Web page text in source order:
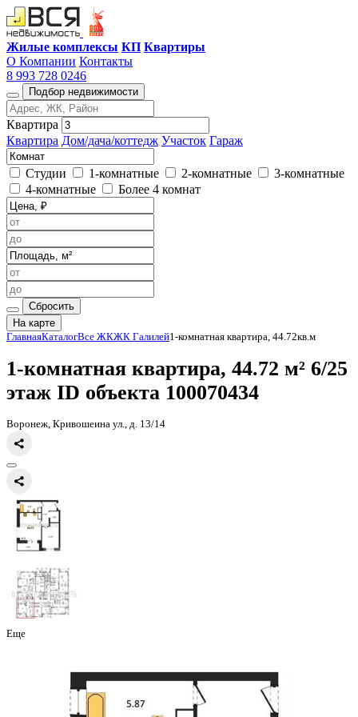
Жилые комплексы КП Квартиры
О Компании Контакты
8 993 728 0246
Подбор недвижимости
Квартира
Квартира Дом/дача/коттедж Участок Гараж
Студии 1-комнатные 2-комнатные
3-комнатные
4-комнатные
Более 4 комнат
Сбросить
На карте
Главная КаталогВсе ЖКЖК Галилей
1-комнатная квартира, 44.72
этаж
Воронеж, Кривошеина ул., д. 13/14